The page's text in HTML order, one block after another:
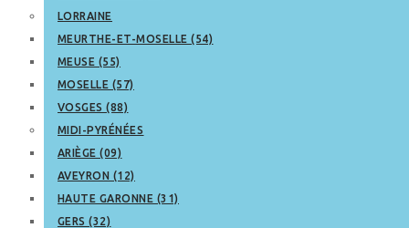
LORRAINE
MEURTHE-ET-MOSELLE (54)
MEUSE (55)
MOSELLE (57)
VOSGES (88)
MIDI-PYRÉNÉES
ARIÈGE (09)
AVEYRON (12)
HAUTE GARONNE (31)
GERS (32)